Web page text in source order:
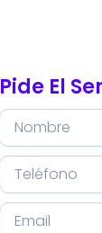
Pide El